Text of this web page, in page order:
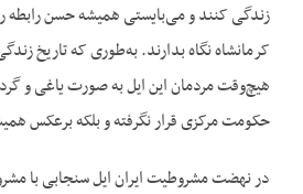
زندگی کنند و می‌‌بایستی همیشه حسن رابطه
کرمانشاه نگاه بدارند. به‌‌طوری که تاریخ
هیچ‌‌وقت مردمان این ایل به صورت یاغی و
حکومت مرکزی قرار نگرفته و بلکه برعکس
در نهضت مشروطیت ایران ایل سنجابی با